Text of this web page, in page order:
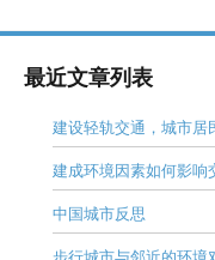
最近文章列表
建设轻轨交通，城市居
建成环境因素如何影响
中国城市反思